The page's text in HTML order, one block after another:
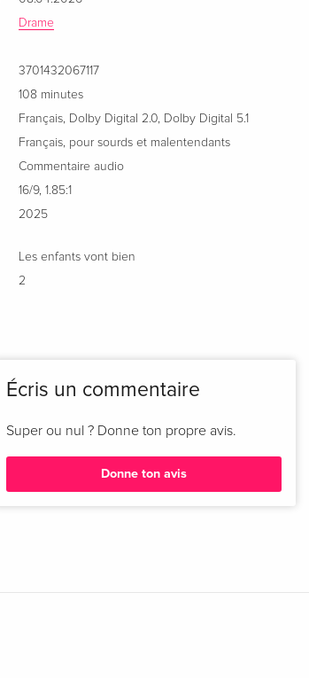
Drame
3701432067117
108 minutes
Français, Dolby Digital 2.0, Dolby Digital 5.1
Français, pour sourds et malentendants
Commentaire audio
16/9,1.85:1
2025
Les enfants vont bien
2
Écris un commentaire
Super ou nul ? Donne ton propre avis.
Donne ton avis